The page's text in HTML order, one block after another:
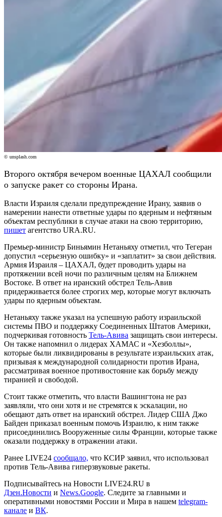
© unsplash.com
Второго октября вечером военные ЦАХАЛ сообщили
о запуске ракет со стороны Ирана.
Власти Израиля сделали предупреждение Ирану, заявив о
намерении нанести ответные удары по ядерным и нефтяным
объектам республики в случае атаки на свою территорию,
пишет агентство URA.RU.
Премьер-министр Биньямин Нетаньяху отметил, что Тегеран
допустил «серьезную ошибку» и «заплатит» за свои действия.
Армия Израиля – ЦАХАЛ, будет проводить удары на
протяжении всей ночи по различным целям на Ближнем
Востоке. В ответ на иранский обстрел Тель-Авив
придерживается более строгих мер, которые могут включать
удары по ядерным объектам.
Нетаньяху также указал на успешную работу израильской
системы ПВО и поддержку Соединенных Штатов Америки,
подчеркивая готовность Тель-Авива защищать свои интересы.
Он также напомнил о лидерах ХАМАС и «Хезболлы»,
которые были ликвидированы в результате израильских атак,
призывая к международной солидарности против Ирана,
рассматривая военное противостояние как борьбу между
тиранией и свободой.
Стоит также отметить, что власти Вашингтона не раз
заявляли, что они хотя и не стремятся к эскалации, но
обещают дать ответ на иранский обстрел. Лидер США Джо
Байден приказал военным помочь Израилю, к ним также
присоединились Вооруженные силы Франции, которые также
оказали поддержку в отражении атаки.
Ранее LIVE24 сообщало, что КСИР заявил, что использовал
против Тель-Авива гиперзвуковые ракеты.
Подписывайтесь на Новости LIVE24.RU в
Дзен.Новости и News.Google. Следите за главными и
оперативными новостями России и Мира в нашем telegram-
канале и ВК.